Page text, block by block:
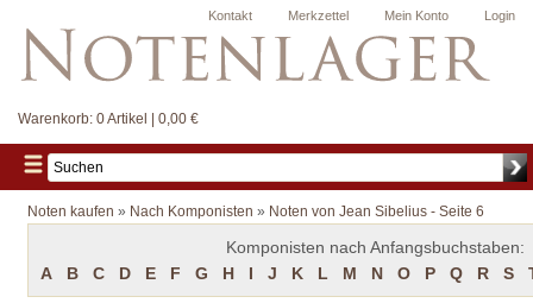
Login
Mein Konto
Merkzettel
Kontakt
Warenkorb: 0 Artikel | 0,00 €
Noten kaufen » Nach Komponisten » Noten von Jean Sibelius - Seite 6
Komponisten nach Anfangsbuchstaben:
A
B C D E F G H I J K L M N O P Q R S